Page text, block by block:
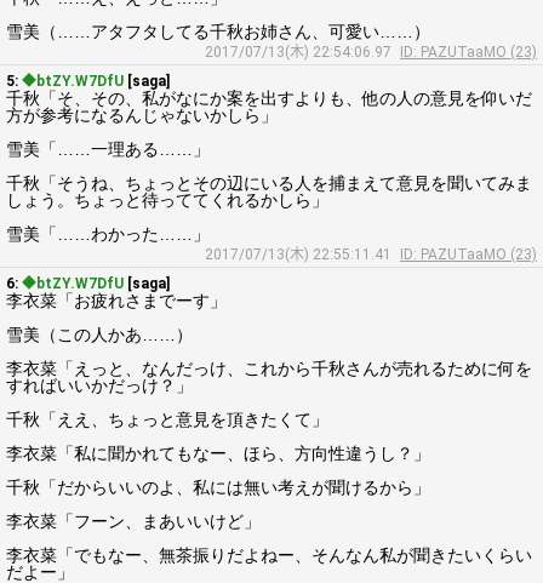
雪美（……アタフタしてる千秋お姉さん、可愛い……）
2017/07/13(木) 22:54:06.97
ID: PAZUTaaMO (23)
5: ◆btZY.W7DfU [saga]
千秋「そ、その、私がなにか案を出すよりも、他の人の意見を仰いだ
方が参考になるんじゃないかしら」
雪美「……一理ある……」
千秋「そうね、ちょっとその辺にいる人を捕まえて意見を聞いてみま
しょう。ちょっと待っててくれるかしら」
雪美「……わかった……」
2017/07/13(木) 22:55:11.41
ID: PAZUTaaMO (23)
6: ◆btZY.W7DfU [saga]
李衣菜「お疲れさまでーす」
雪美（この人かあ……）
李衣菜「えっと、なんだっけ、これから千秋さんが売れるために何を
すればいいかだっけ？」
千秋「ええ、ちょっと意見を頂きたくて」
李衣菜「私に聞かれてもなー、ほら、方向性違うし？」
千秋「だからいいのよ、私には無い考えが聞けるから」
李衣菜「フーン、まあいいけど」
李衣菜「でもなー、無茶振りだよねー、そんなん私が聞きたいくらい
だよー」